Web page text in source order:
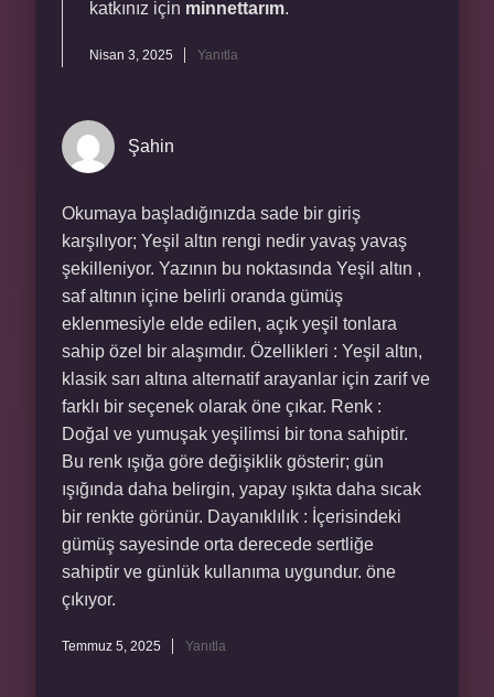
katkınız için minnettarım.
Nisan 3, 2025 Yanıtla
Şahin
Okumaya başladığınızda sade bir giriş
karşılıyor; Yeşil altın rengi nedir yavaş yavaş
şekilleniyor. Yazının bu noktasında Yeşil altın ,
saf altının içine belirli oranda gümüş
eklenmesiyle elde edilen, açık yeşil tonlara
sahip özel bir alaşımdır. Özellikleri : Yeşil altın,
klasik sarı altına alternatif arayanlar için zarif ve
farklı bir seçenek olarak öne çıkar. Renk :
Doğal ve yumuşak yeşilimsi bir tona sahiptir.
Bu renk ışığa göre değişiklik gösterir; gün
ışığında daha belirgin, yapay ışıkta daha sıcak
bir renkte görünür. Dayanıklılık : İçerisindeki
gümüş sayesinde orta derecede sertliğe
sahiptir ve günlük kullanıma uygundur. öne
çıkıyor.
Temmuz 5, 2025 Yanıtla